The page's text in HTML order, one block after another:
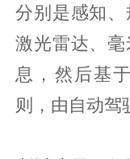
分别是感知、
激光雷达、
息，然后基
则，由自动驾